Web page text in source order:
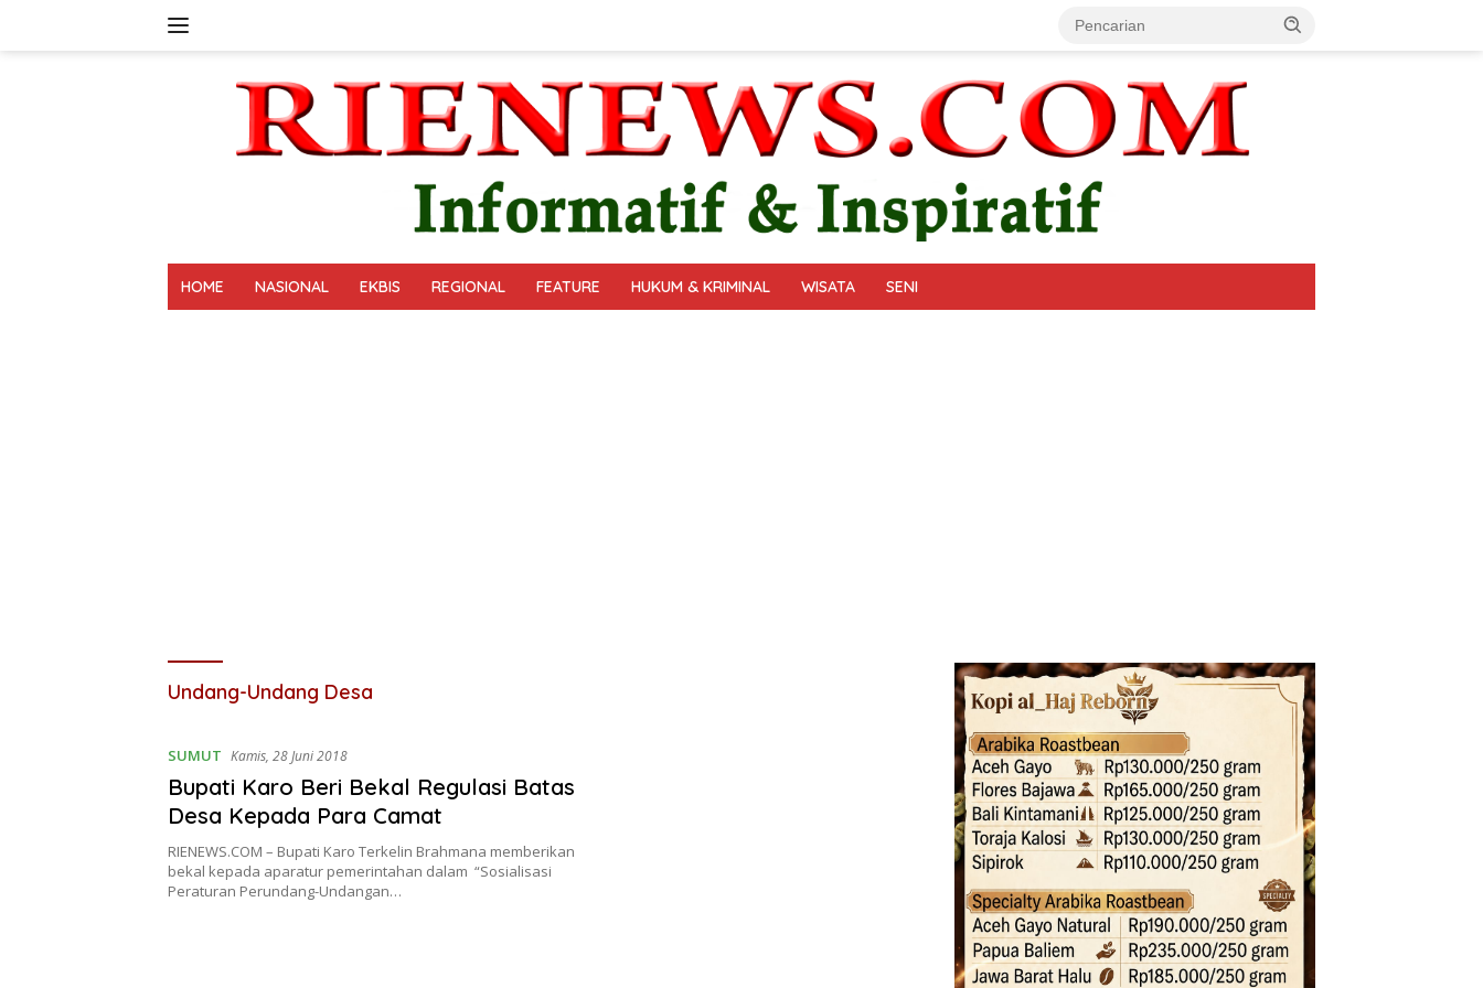
HOME NASIONAL EKBIS REGIONAL FEATURE HUKUM & KRIMINAL WISATA SENI
Undang-Undang Desa
SUMUT Kamis, 28 Juni 2018
Bupati Karo Beri Bekal Regulasi Batas
Desa Kepada Para Camat
RIENEWS.COM – Bupati Karo Terkelin Brahmana memberikan
bekal kepada aparatur pemerintahan dalam “Sosialisasi
Peraturan Perundang-Undangan…